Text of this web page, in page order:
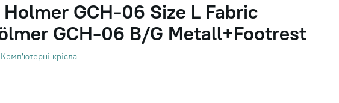
Holmer GCH-06 Size L Fabric
GCH-06 B/G Metall+Footrest
Комп'ютерні крісла